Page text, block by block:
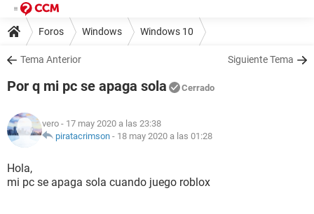
Foros Windows Windows 10
Tema Anterior Siguiente Tema
Por q mi pc se apaga sola Cerrado
vero - 17 may 2020 a las 23:38
piratacrimson - 18 may 2020 a las 01:28
Hola,
mi pc se apaga sola cuando juego roblox